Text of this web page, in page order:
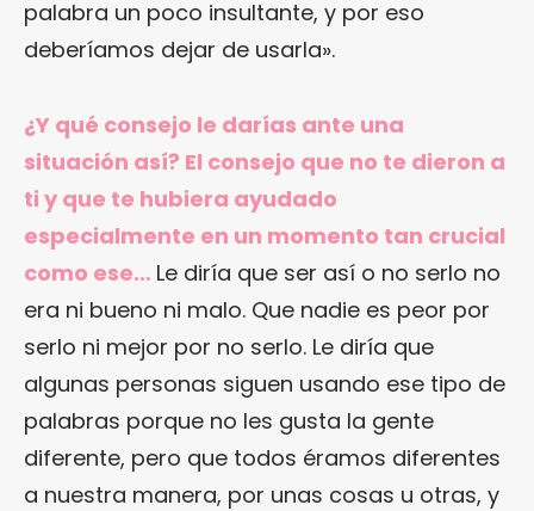
palabra un poco insultante, y por eso
deberíamos dejar de usarla».
¿Y qué consejo le darías ante una
situación así? El consejo que no te dieron a
ti y que te hubiera ayudado
especialmente en un momento tan crucial
como ese… Le diría que ser así o no serlo no
era ni bueno ni malo. Que nadie es peor por
serlo ni mejor por no serlo. Le diría que
algunas personas siguen usando ese tipo de
palabras porque no les gusta la gente
diferente, pero que todos éramos diferentes
a nuestra manera, por unas cosas u otras, y